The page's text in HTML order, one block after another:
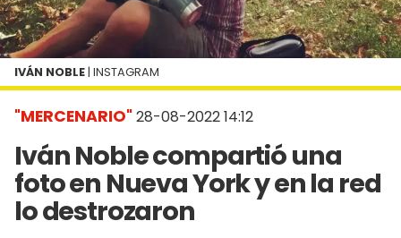
"MERCENARIO"28-08-2022 14:12
Iván Noble compartió una
foto en Nueva York y en la red
lo destrozaron
IVÁN NOBLE | INSTAGRAM